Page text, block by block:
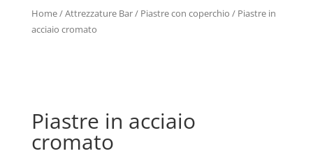
Home/Attrezzature Bar/ Piastre con coperchio / Piastre in
acciaio cromato
Piastre in acciaio
cromato